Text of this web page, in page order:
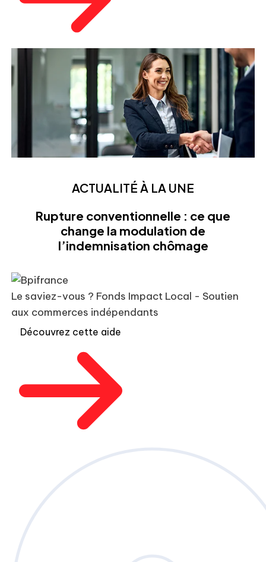
ACTUALITÉ À LA UNE
Rupture conventionnelle : ce que
change la modulation de
l’indemnisation chômage
Le saviez-vous ? Fonds Impact Local - Soutien
aux commerces indépendants
Découvrez cette aide